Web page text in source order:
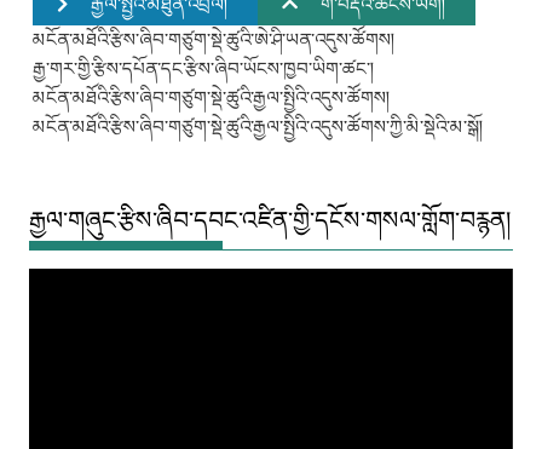
མངོན་མཐོའི་རྩིས་ཞིབ་གཙུག་སྡེ་ཚུའི་ཨེ་ཤི་ཡན་འདུས་ཚོགས།
རྒྱ་གར་གྱི་རྩིས་དཔོན་དང་རྩིས་ཞིབ་ཡོངས་ཁྱབ་ཡིག་ཚང་།
མངོན་མཐོའི་རྩིས་ཞིབ་གཙུག་སྡེ་ཚུའི་རྒྱལ་སྤྱིའི་འདུས་ཚོགས།
མངོན་མཐོའི་རྩིས་ཞིབ་གཙུག་སྡེ་ཚུའི་རྒྱལ་སྤྱིའི་འདུས་ཚོགས་ཀྱི་མི་སྡེའི་མ་སྒོ།
རྒྱལ་གཞུང་རྩིས་ཞིབ་དབང་འཛིན་གྱི་དངོས་གསལ་གློག་བརྙན།